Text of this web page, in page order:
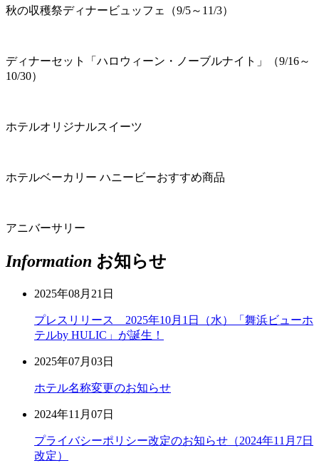
秋の収穫祭ディナービュッフェ（9/5～11/3）
ディナーセット「ハロウィーン・ノーブルナイト」（9/16～
10/30）
ホテルオリジナルスイーツ
ホテルベーカリー ハニービーおすすめ商品
アニバーサリー
Information お知らせ
2025年08月21日
プレスリリース 2025年10月1日（水）「舞浜ビューホ
テルby HULIC」が誕生！
2025年07月03日
ホテル名称変更のお知らせ
2024年11月07日
プライバシーポリシー改定のお知らせ（2024年11月7日
改定）